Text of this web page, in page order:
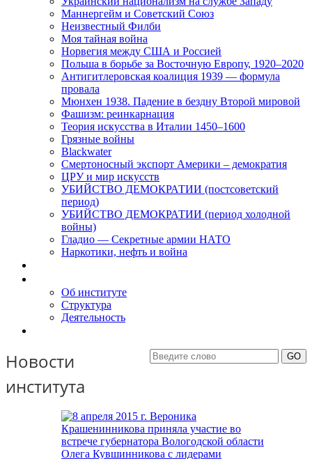
Маннергейм и Советский Союз
Неизвестный Филби
Моя тайная война
Норвегия между США и Россией
Польша в борьбе за Восточную Европу, 1920–2020
Антигитлеровская коалиция 1939 — формула
провала
Мюнхен 1938. Падение в бездну Второй мировой
Фашизм: реинкарнация
Теория искусства в Италии 1450–1600
Грязные войны
Blackwater
Смертоносный экспорт Америки – демократия
ЦРУ и мир искусств
УБИЙСТВО ДЕМОКРАТИИ (постсоветский
период)
УБИЙСТВО ДЕМОКРАТИИ (период холодной
войны)
Гладио — Секретные армии НАТО
Наркотики, нефть и война
Об институте
Структура
Деятельность
Новости
института